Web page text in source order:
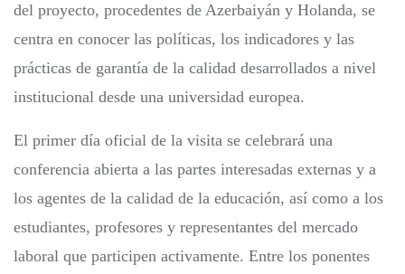
del proyecto, procedentes de Azerbaiyán y Holanda, se
centra en conocer las políticas, los indicadores y las
prácticas de garantía de la calidad desarrollados a nivel
institucional desde una universidad europea.
El primer día oficial de la visita se celebrará una
conferencia abierta a las partes interesadas externas y a
los agentes de la calidad de la educación, así como a los
estudiantes, profesores y representantes del mercado
laboral que participen activamente. Entre los ponentes